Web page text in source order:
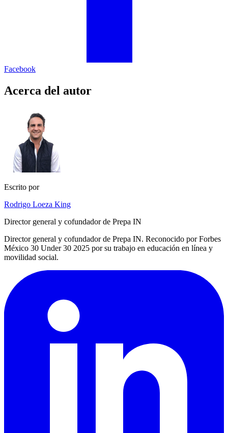
Facebook
Acerca del autor
Escrito por
Rodrigo Loeza King
Director general y cofundador de Prepa IN
Director general y cofundador de Prepa IN. Reconocido por Forbes
México 30 Under 30 2025 por su trabajo en educación en línea y
movilidad social.